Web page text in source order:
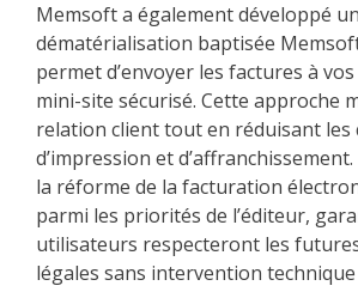
Memsoft a également développé
dématérialisation baptisée
permet d’envoyer les factures à
mini-site sécurisé. Cette approche
relation client tout en réduisant les
d’impression et
la réforme de la facturation
parmi les priorités de l’éditeur,
utilisateurs respecteront les
légales sans intervention technique